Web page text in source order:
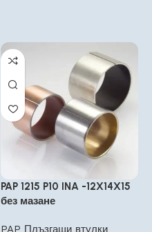
PAP 1215 P10 INA -12X14X15
без мазане
PAP Плъзгащи втулки